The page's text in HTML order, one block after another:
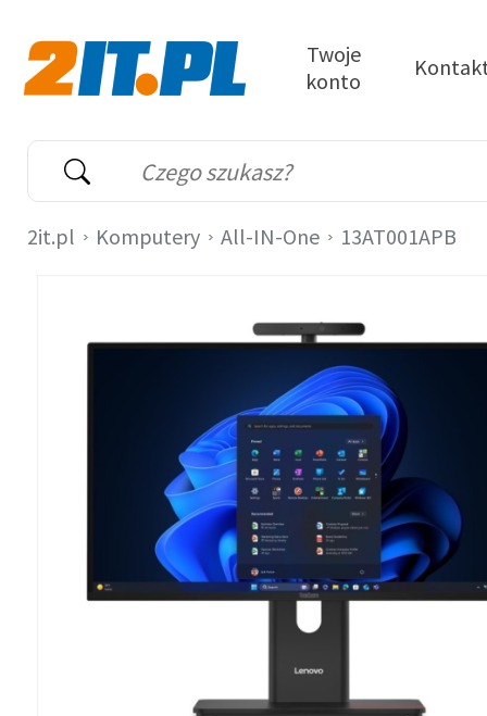
Wyszukiwarka
Słowo kluczowe
Twoje
konto
2it.pl Komputery All-IN-One 13AT001APB